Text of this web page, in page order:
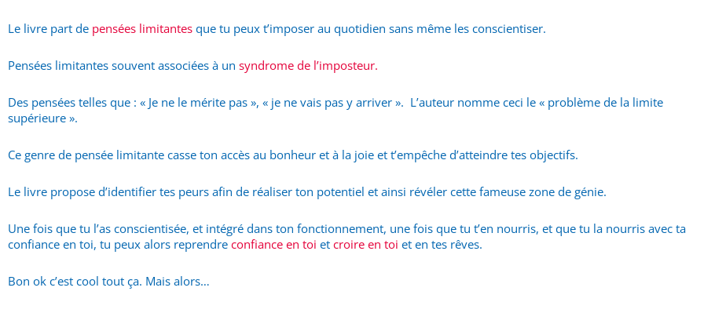
Le livre part de pensées limitantes que tu peux t’imposer au quotidien sans même les conscientiser.
Pensées limitantes souvent associées à un syndrome de l’imposteur.
Des pensées telles que : « Je ne le mérite pas », « je ne vais pas y arriver ». L’auteur nomme ceci le « problème de la limite
supérieure ».
Ce genre de pensée limitante casse ton accès au bonheur et à la joie et t’empêche d’atteindre tes objectifs.
Le livre propose d’identifier tes peurs afin de réaliser ton potentiel et ainsi révéler cette fameuse zone de génie.
Une fois que tu l’as conscientisée, et intégré dans ton fonctionnement, une fois que tu t’en nourris, et que tu la nourris avec ta
confiance en toi, tu peux alors reprendre confiance en toi et croire en toi et en tes rêves.
Bon ok c’est cool tout ça. Mais alors…